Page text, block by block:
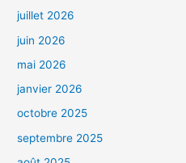
juillet 2026
juin 2026
mai 2026
janvier 2026
octobre 2025
septembre 2025